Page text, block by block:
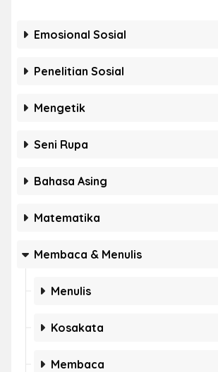
Emosional Sosial
Penelitian Sosial
Mengetik
Seni Rupa
Bahasa Asing
Matematika
Membaca & Menulis
Menulis
Kosakata
Membaca